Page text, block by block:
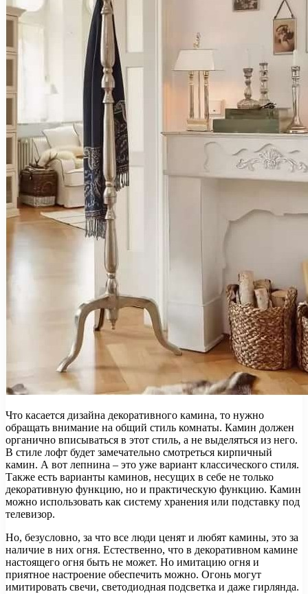
Что касается дизайна декоративного камина, то нужно
обращать внимание на общий стиль комнаты. Камин должен
органично вписываться в этот стиль, а не выделяться из него.
В стиле лофт будет замечательно смотреться кирпичный
камин. А вот лепнина – это уже вариант классического стиля.
Также есть варианты каминов, несущих в себе не только
декоративную функцию, но и практическую функцию. Камин
можно использовать как систему хранения или подставку под
телевизор.
Но, безусловно, за что все люди ценят и любят камины, это за
наличие в них огня. Естественно, что в декоративном камине
настоящего огня быть не может. Но имитацию огня и
приятное настроение обеспечить можно. Огонь могут
имитировать свечи, светодиодная подсветка и даже гирлянда.